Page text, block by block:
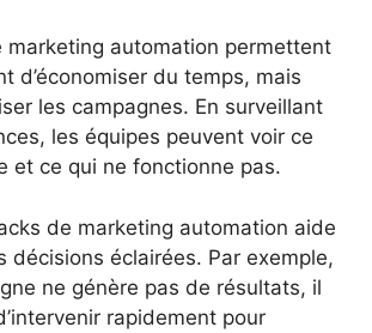
marketing automation permettent
d’économiser du temps, mais
les campagnes. En surveillant
les équipes peuvent voir ce
et ce qui ne fonctionne pas.
de marketing automation aide
décisions éclairées. Par exemple,
ne génère pas de résultats, il
rapidement pour